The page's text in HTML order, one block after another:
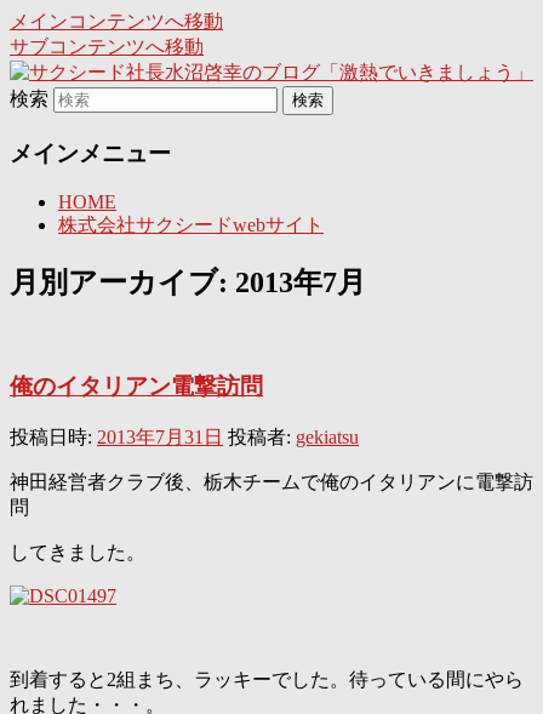
メインコンテンツへ移動
サブコンテンツへ移動
サクシード社長水沼啓幸のブ
ログ「激熱でいきましょう」
日々是激熱
検索
メインメニュー
HOME
株式会社サクシードwebサイト
月別アーカイブ: 2013年7月
俺のイタリアン電撃訪問
投稿日時: 2013年7月31日 投稿者: gekiatsu
神田経営者クラブ後、栃木チームで俺のイタリアンに電撃訪
問
してきました。
到着すると2組まち、ラッキーでした。待っている間にやら
れました・・・。